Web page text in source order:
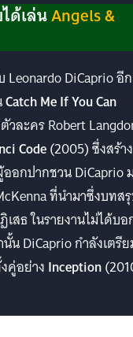
ด้เล่นAngels &
Leonardo DiCaprio อีก
Catch Me If You Can
ละคร Robert
Code(2005) ซึ่งสร้าง
อกปากชวน DiCaprio
ที่นำมาซึ่งบทส
สธ ในรายงานไม่ได้บอ
น DiCaprio กำลังเตรี
คู่อย่าง Inception